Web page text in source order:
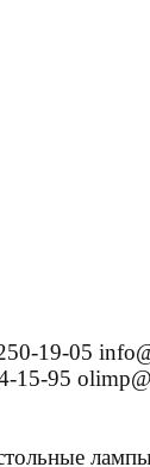
19-05
15-95